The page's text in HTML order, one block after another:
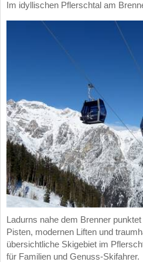
Im idyllischen Pflerschtal am
Ladurns nahe dem Brenner
Pisten, modernen Liften und
übersichtliche Skigebiet im
für Familien und Genuss-Skifahrer.